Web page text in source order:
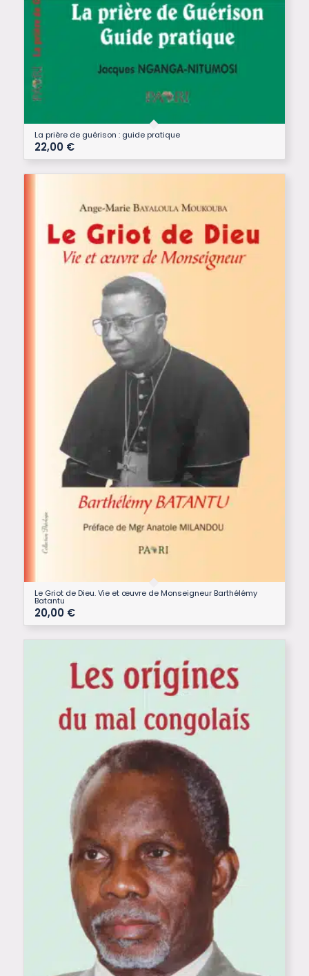
La prière de guérison : guide pratique
22,00 €
Le Griot de Dieu. Vie et œuvre de Monseigneur Barthélémy
Batantu
20,00 €